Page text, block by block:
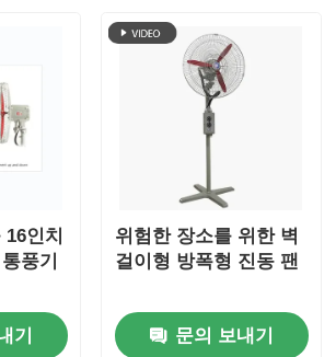
인치
풍기
기
위험한 장소를 위한 벽
걸이형 방폭형 진동 팬
문의 보내기